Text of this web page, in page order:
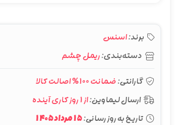
برند:اسنس
دسته‌بندی:ریمل چشم
گارانتی:ضمانت 100% اصالت کالا
ارسال لیماوین:از 1 روز کاری آینده
تاریخ به روز رسانی:15 مرداد 1405